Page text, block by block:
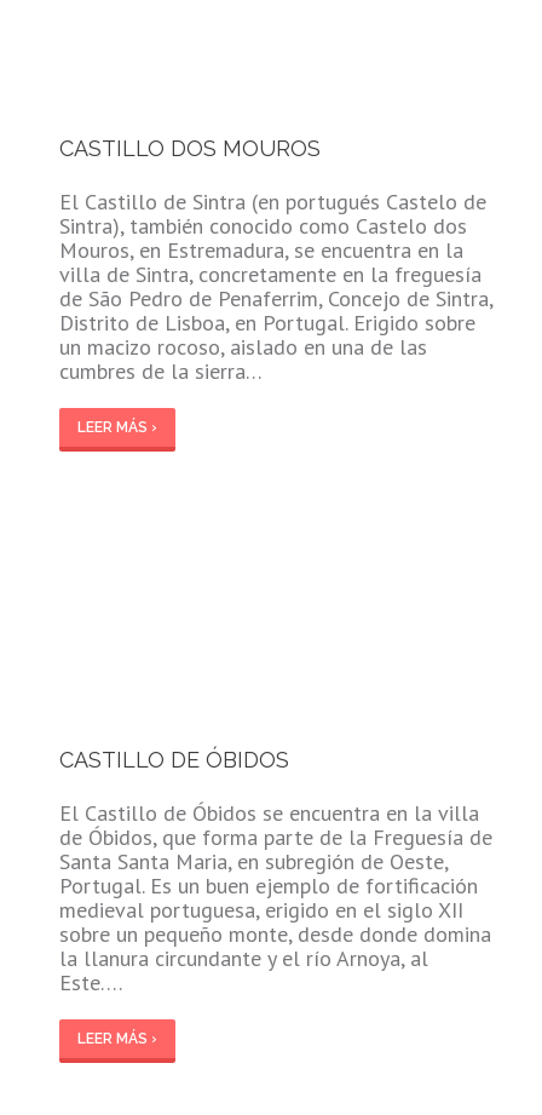
CASTILLO DOS MOUROS
El Castillo de Sintra (en portugués Castelo de
Sintra), también conocido como Castelo dos
Mouros, en Estremadura, se encuentra en la
villa de Sintra, concretamente en la freguesía
de São Pedro de Penaferrim, Concejo de Sintra,
Distrito de Lisboa, en Portugal. Erigido sobre
un macizo rocoso, aislado en una de las
cumbres de la sierra…
LEER MÁS ›
CASTILLO DE ÓBIDOS
El Castillo de Óbidos se encuentra en la villa
de Óbidos, que forma parte de la Freguesía de
Santa Santa Maria, en subregión de Oeste,
Portugal. Es un buen ejemplo de fortificación
medieval portuguesa, erigido en el siglo XII
sobre un pequeño monte, desde donde domina
la llanura circundante y el río Arnoya, al
Este….
LEER MÁS ›